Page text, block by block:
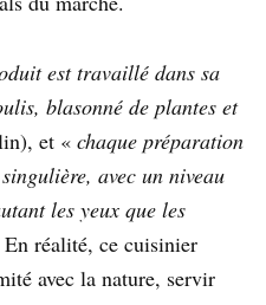
est travaillé dans sa
blasonné de plantes et
et « chaque préparation
avec un niveau
les yeux que les
réalité, ce cuisinier
avec la nature, servir